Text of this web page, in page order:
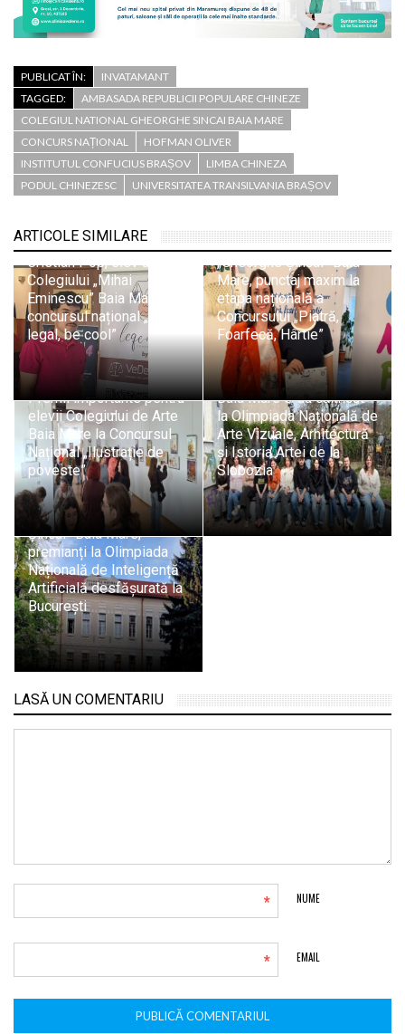
PUBLICAT ÎN:
INVATAMANT
TAGGED:
AMBASADA REPUBLICII POPULARE CHINEZE
COLEGIUL NATIONAL GHEORGHE SINCAI BAIA MARE
CONCURS NAȚIONAL
HOFMAN OLIVER
INSTITUTUL CONFUCIUS BRAȘOV
LIMBA CHINEZA
PODUL CHINEZESC
UNIVERSITATEA TRANSILVANIA BRAȘOV
ARTICOLE SIMILARE
Medalie de argint pentru
Cristian Pop, elev al
Colegiului „Mihai
Eminescu” Baia Mare, la
concursul național „Be
legal, be cool”
Elevă de la Colegiul
„Gheorghe Șincai” Baia
Mare, punctaj maxim la
etapa națională a
Concursului „Piatră,
Foarfecă, Hârtie”
Premii importante pentru
elevii Colegiului de Arte
Baia Mare la Concursul
Național „Ilustrație de
poveste”
Elevi ai Colegiului de Arte
Baia Mare s-au calificat
la Olimpiada Națională de
Arte Vizuale, Arhitectură
și Istoria Artei de la
Slobozia
Doi elevi ai Colegiului
Național „Gheorghe
Șincai” Baia Mare,
premianți la Olimpiada
Națională de Inteligență
Artificială desfășurată la
București
LASĂ UN COMENTARIU
NUME
*
EMAIL
*